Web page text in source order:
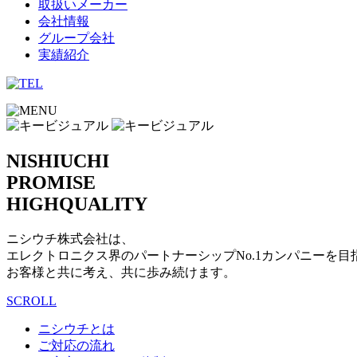
取扱いメーカー
会社情報
グループ会社
実績紹介
NISHIUCHI
PROMISE
HIGHQUALITY
ニシウチ株式会社は、
エレクトロニクス界のパートナーシップNo.1カンパニーを⽬
お客様と共に考え、共に歩み続けます。
SCROLL
ニシウチとは
ご対応の流れ